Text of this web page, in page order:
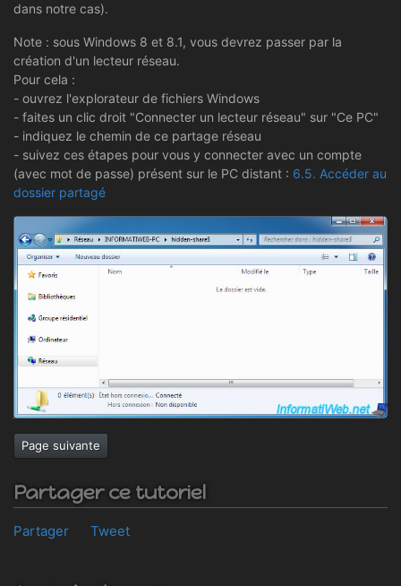
dans notre cas).
Note : sous Windows 8 et 8.1, vous devrez passer par la
création d'un lecteur réseau.
Pour cela :
- ouvrez l'explorateur de fichiers Windows
- faites un clic droit "Connecter un lecteur réseau" sur "Ce PC"
- indiquez le chemin de ce partage réseau
- suivez ces étapes pour vous y connecter avec un compte
(avec mot de passe) présent sur le PC distant : 6.5. Accéder au
dossier partagé
Page suivante
Partager ce tutoriel
Partager Tweet